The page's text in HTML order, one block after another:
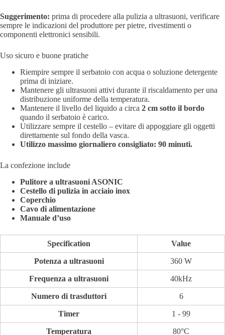
Suggerimento: prima di procedere alla pulizia a ultrasuoni, verificare
sempre le indicazioni del produttore per pietre, rivestimenti o
componenti elettronici sensibili.
Uso sicuro e buone pratiche
Riempire sempre il serbatoio con acqua o soluzione detergente
prima di iniziare.
Mantenere gli ultrasuoni attivi durante il riscaldamento per una
distribuzione uniforme della temperatura.
Mantenere il livello del liquido a circa 2 cm sotto il bordo
quando il serbatoio è carico.
Utilizzare sempre il cestello – evitare di appoggiare gli oggetti
direttamente sul fondo della vasca.
Utilizzo massimo giornaliero consigliato: 90 minuti.
La confezione include
Pulitore a ultrasuoni ASONIC
Cestello di pulizia in acciaio inox
Coperchio
Cavo di alimentazione
Manuale d’uso
Specification Value
Potenza a ultrasuoni 360 W
Frequenza a ultrasuoni 40kHz
Numero di trasduttori 6
Timer 1 - 99
Temperatura 80°C